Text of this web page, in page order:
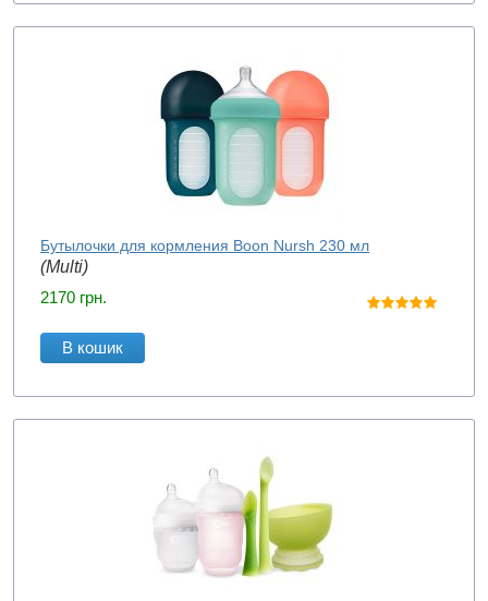
Бутылочки для кормления Boon Nursh 230 мл
(Multi)
2170 грн.
В кошик